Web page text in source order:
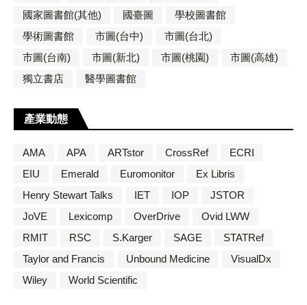
國家圖書館(其他)
國臺圖
學校圖書館
學術圖書館
市圖(台中)
市圖(台北)
市圖(台南)
市圖(新北) 市圖(桃園)
市圖(高雄)
獨立書店
醫學圖書館
產業動態
AMA APA ARTstor CrossRef
ECRI
EIU
Emerald Euromonitor
Ex Libris
Henry Stewart Talks
IET IOP
JSTOR
JoVE
Lexicomp OverDrive
Ovid LWW
RMIT
RSC S.Karger SAGE
STATRef
Taylor and Francis
Unbound Medicine
VisualDx
Wiley
World Scientific